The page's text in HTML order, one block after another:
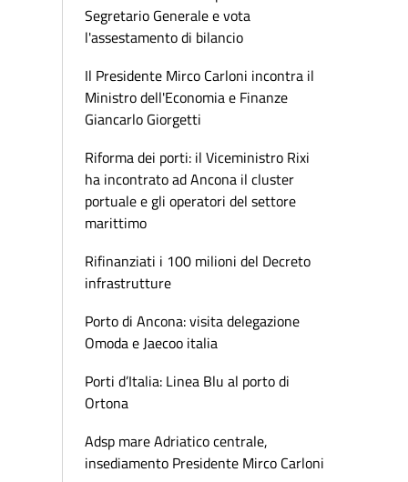
Segretario Generale e vota
l'assestamento di bilancio
Il Presidente Mirco Carloni incontra il
Ministro dell'Economia e Finanze
Giancarlo Giorgetti
Riforma dei porti: il Viceministro Rixi
ha incontrato ad Ancona il cluster
portuale e gli operatori del settore
marittimo
Rifinanziati i 100 milioni del Decreto
infrastrutture
Porto di Ancona: visita delegazione
Omoda e Jaecoo italia
Porti d’Italia: Linea Blu al porto di
Ortona
Adsp mare Adriatico centrale,
insediamento Presidente Mirco Carloni